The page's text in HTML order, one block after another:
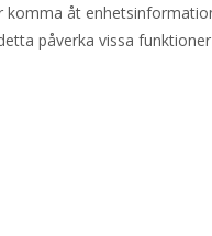
åt
påverka vissa